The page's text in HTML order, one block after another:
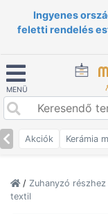
Ingyenes
feletti rendelés
MENÜ
M
Akciók Kerámia
/ Zuhanyzó
textil